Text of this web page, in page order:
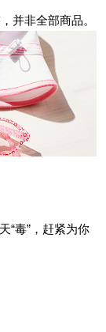
并非全部商品。
“毒”，赶紧为你